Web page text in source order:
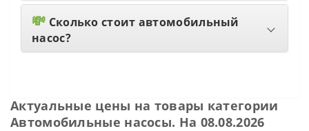
💸 Сколько стоит автомобильный
насос?
Актуальные цены на товары категории
Автомобильные насосы. На 08.08.2026